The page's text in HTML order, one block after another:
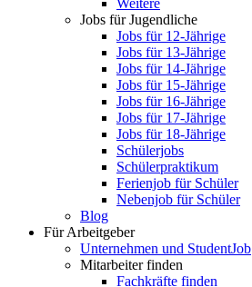
Weitere
Jobs für Jugendliche
Jobs für 12-Jährige
Jobs für 13-Jährige
Jobs für 14-Jährige
Jobs für 15-Jährige
Jobs für 16-Jährige
Jobs für 17-Jährige
Jobs für 18-Jährige
Schülerjobs
Schülerpraktikum
Ferienjob für Schüler
Nebenjob für Schüler
Blog
Für Arbeitgeber
Unternehmen und StudentJob
Mitarbeiter finden
Fachkräfte finden